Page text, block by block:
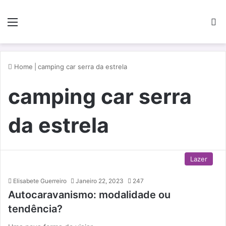
Home camping car serra da estrela
camping car serra
da estrela
Lazer
Elisabete Guerreiro Janeiro 22, 2023 247
Autocaravanismo: modalidade ou
tendência?